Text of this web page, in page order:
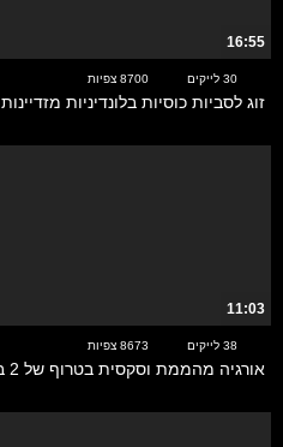
16:55
30 לייקים 8700 צפיות
זוג לסביות כוסיות בלונדיניות מזדיינות
11:03
38 לייקים 8673 צפיות
אורגיה מהממת וסקסית בטרוף של 2 בלונדיניות כוסיות וגבר